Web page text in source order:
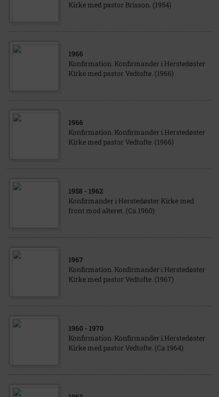
Kirke med pastor Brisson. (1954)
1966
Konfirmation. Konfirmander i Herstedøster
Kirke med pastor Vedtofte. (1966)
1966
Konfirmation. Konfirmander i Herstedøster
Kirke med pastor Vedtofte. (1966)
1958 - 1962
Konfirmander i Herstedøster Kirke med
front mod alteret. (Ca.1960)
1967
Konfirmation. Konfirmander i Herstedøster
Kirke med pastor Vedtofte. (1967)
1960 - 1970
Konfirmation. Konfirmander i Herstedøster
Kirke med pastor Vedtofte. (Ca.1964)